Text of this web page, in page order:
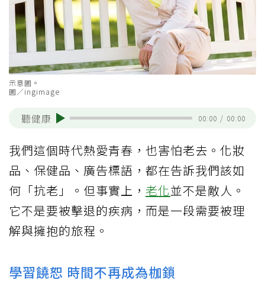
示意圖。
圖／ingimage
聽健康 00:00 / 00:00
我們這個時代熱愛青春，也害怕老去。化妝
品、保健品、廣告標語，都在告訴我們該如
何「抗老」。但事實上， 老化並不是敵人。
它不是要被擊退的疾病，而是一段需要被理
解與擁抱的旅程。
學習饒恕 時間不再成為枷鎖